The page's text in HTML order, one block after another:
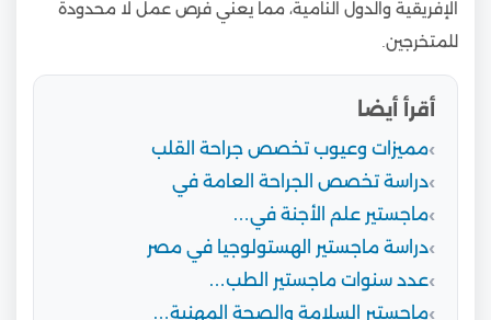
الإفريقية والدول النامية، مما يعني فرص عمل لا محدودة
للمتخرجين.
أقرأ أيضا
مميزات وعيوب تخصص جراحة القلب
دراسة تخصص الجراحة العامة في
ماجستير علم الأجنة في…
دراسة ماجستير الهستولوجيا في مصر
عدد سنوات ماجستير الطب…
ماجستير السلامة والصحة المهنية…